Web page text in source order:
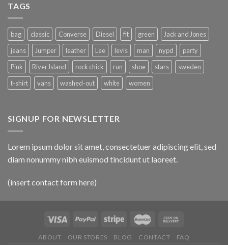
TAGS
bag classic Converse Diesel fit green
Jack and Jones
jeans
Jumper leather Lee levis man nypd
party
Pink
River Island rock chick run shoe stars
sweden
t-shirt
vans washed-out white women
SIGNUP FOR NEWSLETTER
Lorem ipsum dolor sit amet, consectetuer adipiscing elit, sed
diam nonummy nibh euismod tincidunt ut laoreet.
(insert contact form here)
ABOUT OUR STORES BLOG CONTACT FAQ